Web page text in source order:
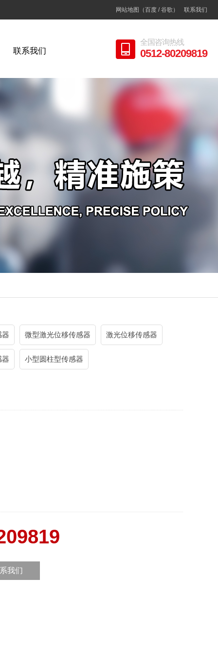
网站地图 （百度 /谷歌 ） 联系我们
全国咨询热线
0512-80209819
联系我们
器 微型激光位移传感器 激光位移传感器
器 小型圆柱型传感器
我们